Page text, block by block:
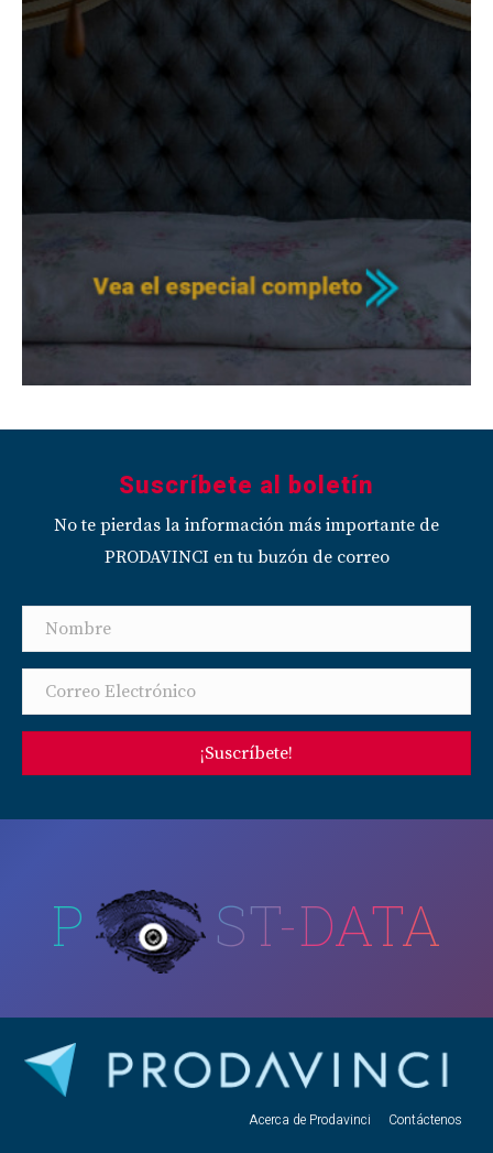
Suscríbete al boletín
No te pierdas la información más importante de
PRODAVINCI en tu buzón de correo
¡Suscríbete!
P ST-DATA
Acerca de Prodavinci Contáctenos